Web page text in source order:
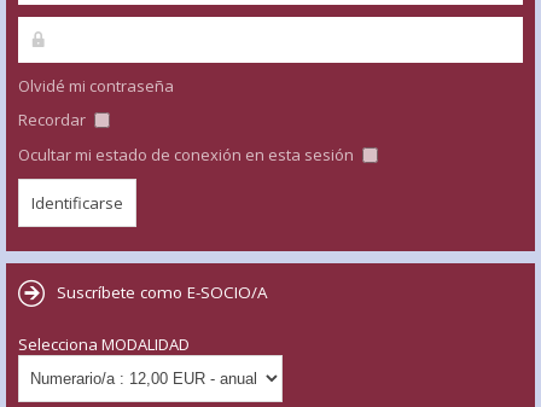
Olvidé mi contraseña
Recordar
Ocultar mi estado de conexión en esta sesión
Suscríbete como E-SOCIO/A
Selecciona MODALIDAD